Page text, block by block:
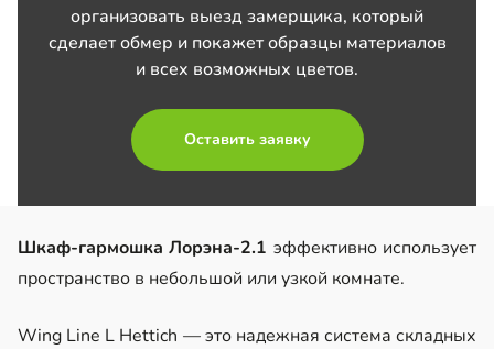
организовать выезд замерщика, который
сделает обмер и покажет образцы материалов
и всех возможных цветов.
Оставить заявку
Шкаф-гармошка Лорэна-2.1 эффективно использует
пространство в небольшой или узкой комнате.
Wing Line L Hettich — это надежная система складных